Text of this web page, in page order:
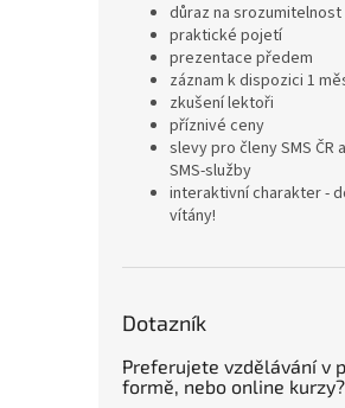
důraz na srozumitelnost
praktické pojetí
prezentace předem
záznam k dispozici 1
zkušení lektoři
příznivé ceny
slevy pro členy SMS ČR
SMS-služby
interaktivní charakter -
vítány!
Dotazník
Preferujete vzdělávání v
formě, nebo online kurzy?